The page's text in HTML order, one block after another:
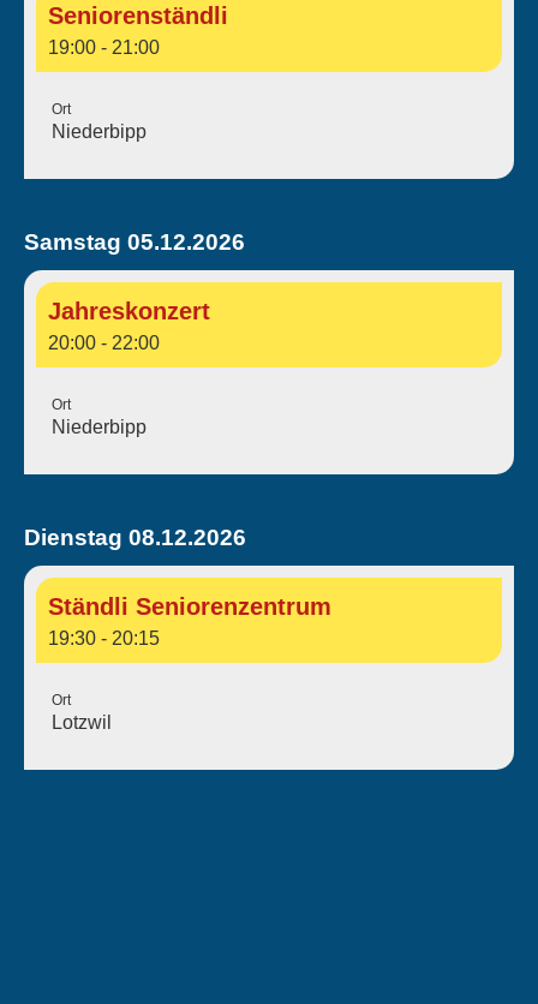
Seniorenständli
19:00 - 21:00
Ort
Niederbipp
Samstag 05.12.2026
Jahreskonzert
20:00 - 22:00
Ort
Niederbipp
Dienstag 08.12.2026
Ständli Seniorenzentrum
19:30 - 20:15
Ort
Lotzwil